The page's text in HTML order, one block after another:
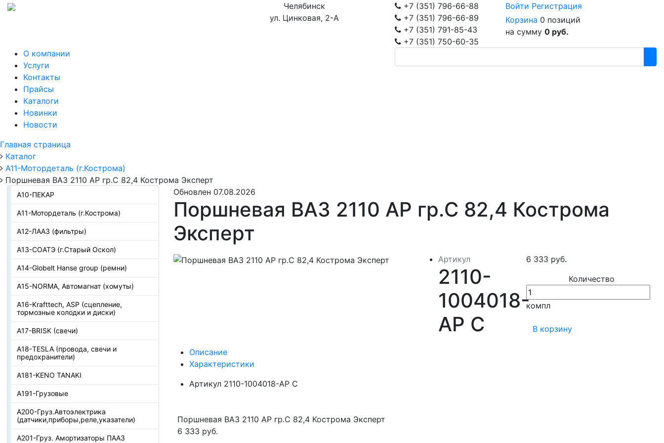
Челябинск
ул. Цинковая, 2-А
+7 (351) 796-66-88
+7 (351) 796-66-89
+7 (351) 791-85-43
+7 (351) 750-60-35
Войти Регистрация
Корзина 0 позиций
на сумму 0 руб.
О компании
Услуги
Контакты
Прайсы
Каталоги
Новинки
Новости
Главная страница
Каталог
А11-Мотордеталь (г.Кострома)
Поршневая ВАЗ 2110 АР гр.С 82,4 Кострома Эксперт
А10-ПЕКАР
А11-Мотордеталь (г.Кострома)
А12-ЛААЗ (фильтры)
А13-СОАТЭ (г.Старый Оскол)
А14-Globelt Hanse group (ремни)
А15-NORMA, Автомагнат (хомуты)
А16-Krafttech, ASP (сцепление,
тормозные колодки и диски)
А17-BRISK (свечи)
А18-TESLA (провода, свечи и
предохранители)
А181-KENO TANAKI
А191-Грузовые
А200-Груз.Автоэлектрика
(датчики,приборы,реле,указатели)
А201-Груз. Амортизаторы ПААЗ
Обновлен 07.08.2026
Поршневая ВАЗ 2110 АР гр.С 82,4 Кострома
Эксперт
Артикул
2110-
1004018-
АР C
6 333 руб.
Количество
компл
В корзину
Описание
Характеристики
Артикул 2110-1004018-АР C
Поршневая ВАЗ 2110 АР гр.С 82,4 Кострома Эксперт
6 333 руб.